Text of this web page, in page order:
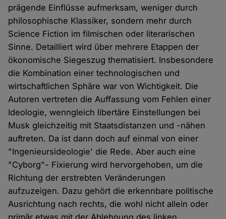
prägende Einflüsse aufmerksam, weniger durch
philosophische Klassiker, sondern mehr durch
Science Fiction im filmischen oder literarischen
Sinne. Detailliert wird über mehrere Etappen der
ökonomische Siegeszug thematisiert. Insbesondere
die Kombination einer technologischen und
wirtschaftlichen Sphäre war von Wichtigkeit. Die
Autoren vertreten die Auffassung vom Fehlen einer
Ideologie, wenngleich libertäre Einstellungen bei
Musk gleichzeitig mit Staatsdistanzen und -nähen
auftreten. Da ist dann doch auf einmal von einer
"Ingenieursideologie' die Rede. Aber auch eine
"Cyborg"- Fixierung wird hervorgehoben, um die
Richtung der erstrebten Veränderungen
aufzuzeigen. Dazu gehört die erkennbare politische
Ausrichtung nach rechts, die wohl nicht allein oder
primär etwas mit der Ablehnung des linken